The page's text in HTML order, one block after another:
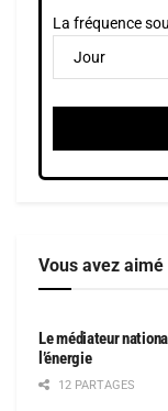
La fréquence
Vous avez aimé
Le médiateur
l’énergie
12 PARTAGES